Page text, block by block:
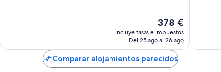
El
precio
actual
de
378 €
378 €
incluye tasas e impuestos
Del 25 ago al 26 ago
Comparar alojamientos parecidos